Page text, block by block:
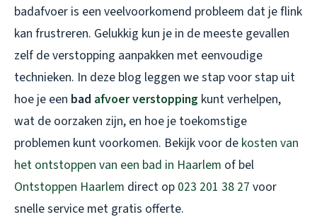
badafvoer is een veelvoorkomend probleem dat je flink
kan frustreren. Gelukkig kun je in de meeste gevallen
zelf de verstopping aanpakken met eenvoudige
technieken. In deze blog leggen we stap voor stap uit
hoe je een bad afvoer verstopping kunt verhelpen,
wat de oorzaken zijn, en hoe je toekomstige
problemen kunt voorkomen. Bekijk voor de kosten van
het ontstoppen van een bad in Haarlem of bel
Ontstoppen Haarlem direct op 023 201 38 27 voor
snelle service met gratis offerte.